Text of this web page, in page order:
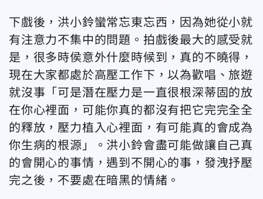
下戲後，洪小鈴蠻常忘東忘西，因為她從小就
有注意力不集中的問題。拍戲後最大的感受就
是，很多時侯意外什麼時候到，真的不曉得，
現在大家都處於高壓工作下，以為歡唱、旅遊
就沒事「可是潛在壓力是一直很根深蒂固的放
在你心裡面，可能你真的都沒有把它完完全全
的釋放，壓力植入心裡面，有可能真的會成為
你生病的根源」。洪小鈴會盡可能做讓自己真
的會開心的事情，遇到不開心的事，發洩抒壓
完之後，不要處在暗黑的情緒。